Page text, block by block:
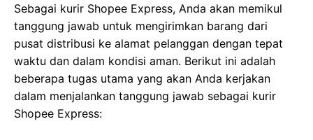
Sebagai kurir Shopee Express, Anda akan memikul
tanggung jawab untuk mengirimkan barang dari
pusat distribusi ke alamat pelanggan dengan tepat
waktu dan dalam kondisi aman. Berikut ini adalah
beberapa tugas utama yang akan Anda kerjakan
dalam menjalankan tanggung jawab sebagai kurir
Shopee Express: